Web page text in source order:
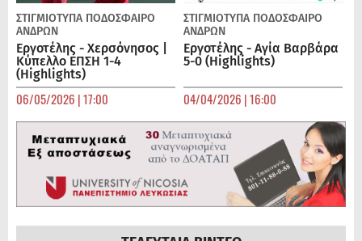
ΣΤΙΓΜΙΟΤΥΠΑ ΠΟΔΌΣΦΑΙΡΟ
ΑΝΔΡΏΝ
Εργοτέλης - Χερσόνησος |
Κύπελλο ΕΠΣΗ 1-4
(Highlights)
06/05/2026 | 17:00
ΣΤΙΓΜΙΟΤΥΠΑ ΠΟΔΌΣΦΑΙΡΟ
ΑΝΔΡΏΝ
Εργοτέλης - Αγία Βαρβάρα
5-0 (Highlights)
04/04/2026 | 16:00